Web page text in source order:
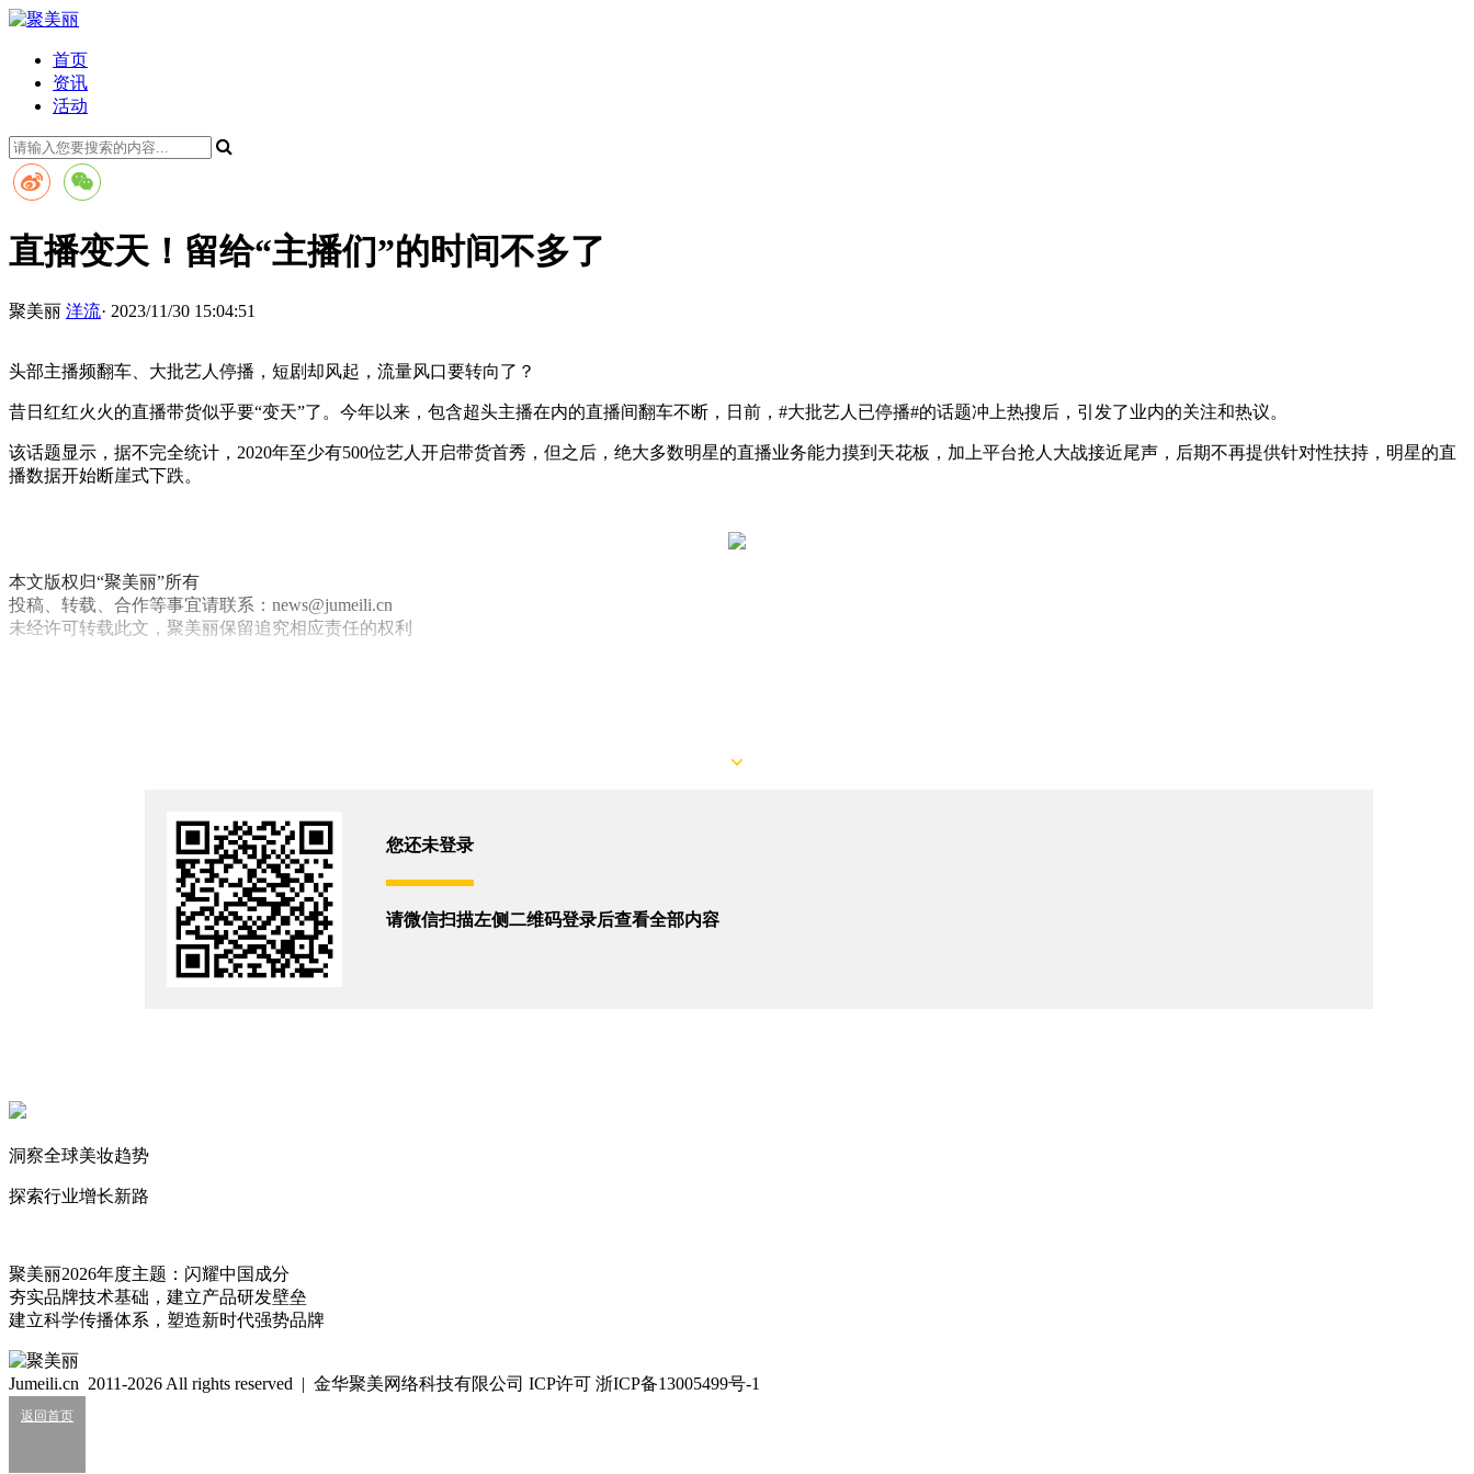
首页
资讯
活动
直播变天！留给“主播们”的时间不多了
聚美丽 洋流· 2023/11/30 15:04:51
头部主播频翻车、大批艺人停播，短剧却风起，流量风口要转向了？
昔日红红火火的直播带货似乎要“变天”了。今年以来，包含超头主播在内的直播间翻车不断，日前，#大批艺人已停播#的话题冲上热搜后，引发了业内的关注和热议。
该话题显示，据不完全统计，2020年至少有500位艺人开启带货首秀，但之后，绝大多数明星的直播业务能力摸到天花板，加上平台抢人大战接近尾声，后期不再提供针对性扶持，明星的直
播数据开始断崖式下跌。
本文版权归“聚美丽”所有
投稿、转载、合作等事宜请联系：news@jumeili.cn
未经许可转载此文，聚美丽保留追究相应责任的权利
打开微信扫码登录
自然堂荣获首届《CMG直播电商盛典》年度直播品牌奖
2025/12/17
创业首秀GMV破55亿，央视解码蛋蛋选品密码
171
2026刚过半，20家美妆企业走向破产！
2026/07/27
5776万，新锐护发品牌易主！
2026/07/25
您还未登录
请微信扫描左侧二维码登录后查看全部内容
洞察全球美妆趋势
探索行业增长新路
聚美丽2026年度主题：闪耀中国成分
夯实品牌技术基础，建立产品研发壁垒
建立科学传播体系，塑造新时代强势品牌
Jumeili.cn 2011-2026 All rights reserved | 金华聚美网络科技有限公司 ICP许可 浙ICP备13005499号-1
返回首页